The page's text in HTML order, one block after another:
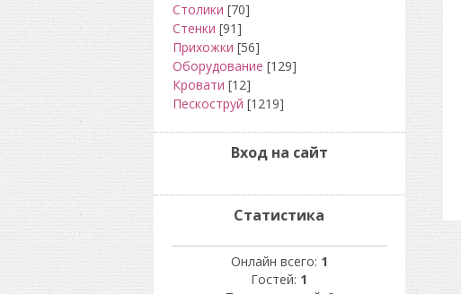
Столики [70]
Стенки [91]
Прихожки [56]
Оборудование [129]
Кровати [12]
Пескоструй [1219]
Вход на сайт
Статистика
Онлайн всего: 1
Гостей: 1